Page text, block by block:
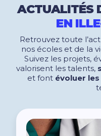
ACTUALITÉS
EN
Retrouvez toute
nos écoles et de la
Suivez les projets,
valorisent les talents,
et font évoluer